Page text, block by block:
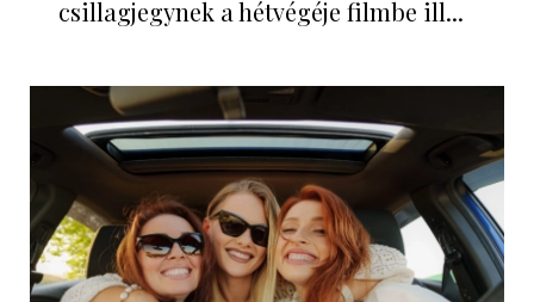
csillagjegynek a hétvégéje filmbe ill...